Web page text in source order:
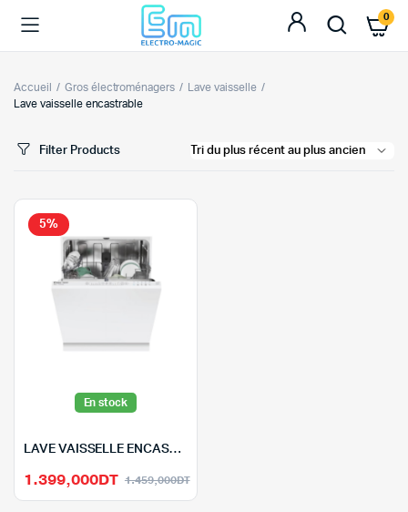
0
Accueil Gros électroménagers
Lave vaisselle
Lave vaisselle encastrable
Filter Products
5%
En stock
LAVE VAISSELLE ENCASTRABLE CANDY 13 COUVERTS-CI3E53L0W-BLANC
1.459,000DTLe
prix
1.399,000DT
Le
prix